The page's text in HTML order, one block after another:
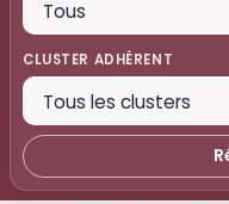
CLUSTER ADHÉRENT